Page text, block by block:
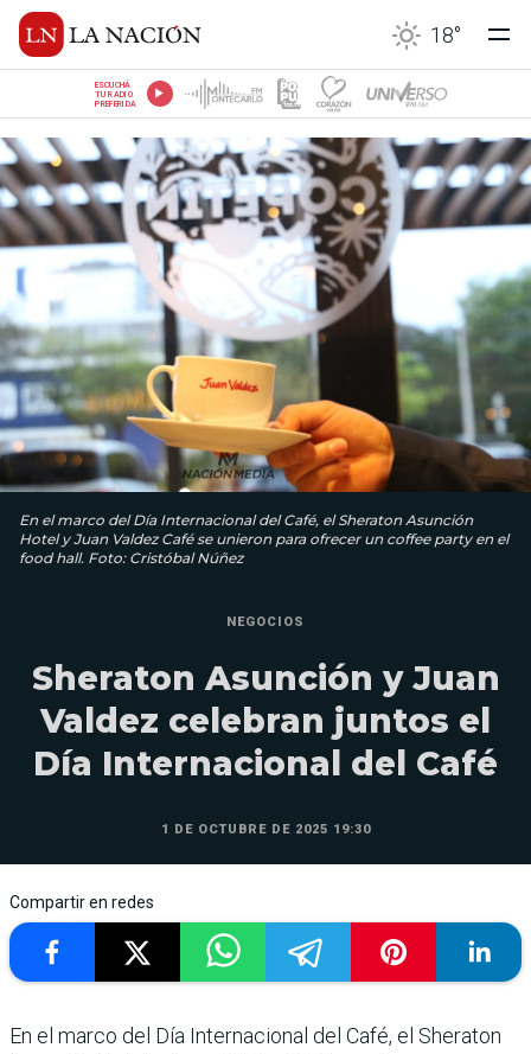
18°
ESCUCHÁ
TU RADIO
PREFERIDA
En el marco del Día Internacional del Café, el Sheraton Asunción
Hotel y Juan Valdez Café se unieron para ofrecer un coffee party en el
food hall. Foto: Cristóbal Núñez
NEGOCIOS
Sheraton Asunción y Juan
Valdez celebran juntos el
Día Internacional del Café
1 DE OCTUBRE DE 2025 19:30
Compartir en redes
En el marco del Día Internacional del Café, el Sheraton